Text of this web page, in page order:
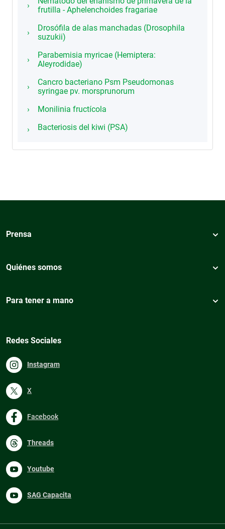
frutilla - Aphelenchoides fragariae
Drosófila de alas manchadas (Drosophila
suzukii)
Parabemisia myricae (Hemiptera:
Aleyrodidae)
Cancro bacteriano Psm Pseudomonas
syringae pv. morsprunorum
Monilinia fructícola
Bacteriosis del kiwi (PSA)
Prensa
Quiénes somos
Para tener a mano
Redes Sociales
Instagram
X
Facebook
Threads
Youtube
SAG Capacita